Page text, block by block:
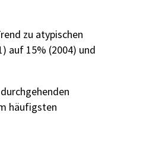
zu atypischen
auf 15% (2004) und
häufigsten